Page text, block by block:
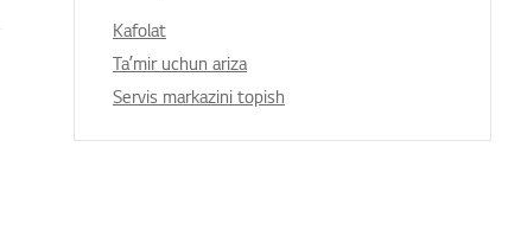
Kafolat
Taʼmir uchun ariza
Servis markazini topish